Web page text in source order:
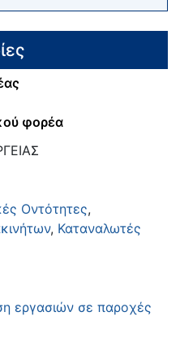
φορέα
Οντότητες,
, Καταναλωτές
εργασιών σε παροχές